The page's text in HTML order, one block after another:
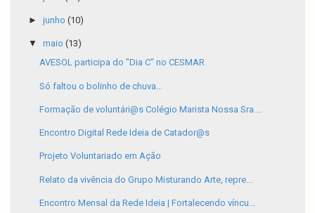
► junho (10)
▼ maio (13)
AVESOL participa do "Dia C" no CESMAR
Só faltou o bolinho de chuva...
Formação de voluntári@s Colégio Marista Nossa Sra....
Encontro Digital Rede Ideia de Catador@s
Projeto Voluntariado em Ação
Relato da vivência do Grupo Misturando Arte, repre...
Encontro Mensal da Rede Ideia | Fortalecendo víncu...